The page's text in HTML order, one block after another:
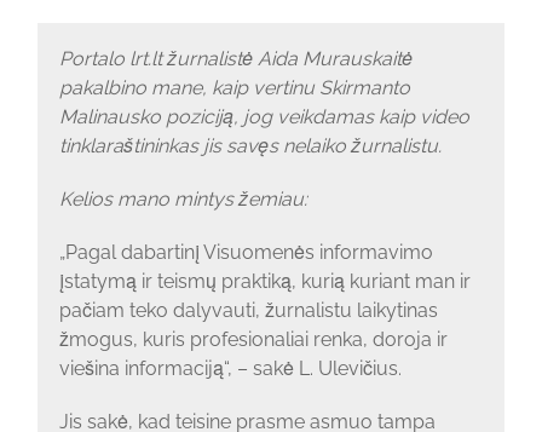
Portalo lrt.lt žurnalistė Aida Murauskaitė
pakalbino mane, kaip vertinu Skirmanto
Malinausko poziciją, jog veikdamas kaip video
tinklaraštininkas jis savęs nelaiko žurnalistu.
Kelios mano mintys žemiau:
„Pagal dabartinį Visuomenės informavimo
įstatymą ir teismų praktiką, kurią kuriant man ir
pačiam teko dalyvauti, žurnalistu laikytinas
žmogus, kuris profesionaliai renka, doroja ir
viešina informaciją“, – sakė L. Ulevičius.
Jis sakė, kad teisine prasme asmuo tampa